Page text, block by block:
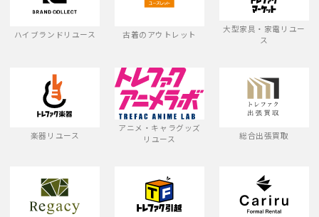
ハイブランドリユース 古着のアウトレット
大型家具・家電リユー
ス
楽器リユース
アニメ・キャラグッズ
リユース
総合出張買取